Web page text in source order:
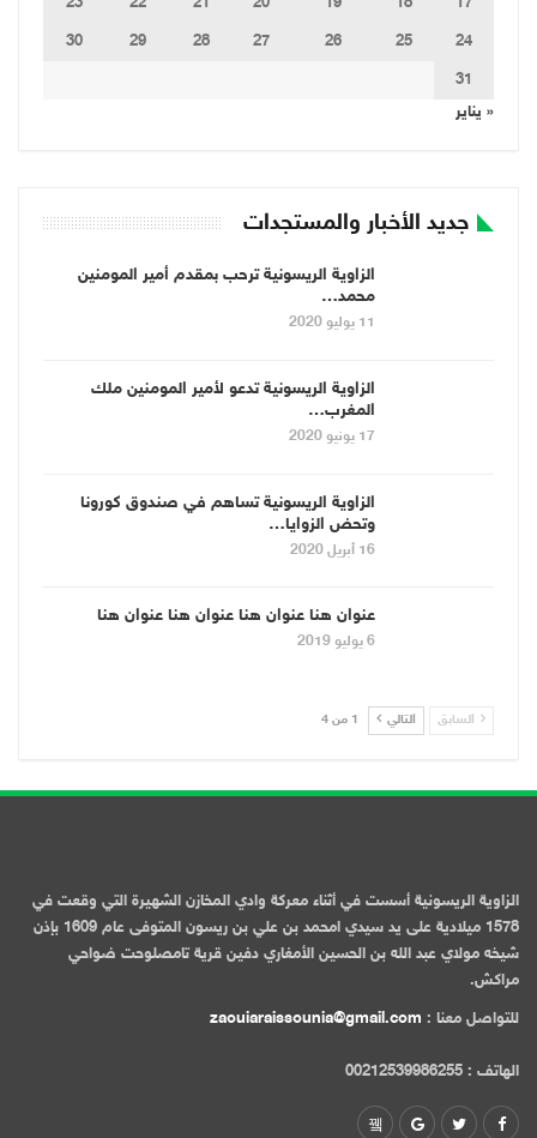
17
18
19
20
21
22
23
24
25
26
27
28
29
30
31
« يناير
جديد الأخبار والمستجدات
الزاوية الريسونية ترحب بمقدم أمير المومنين
محمد…
11 يوليو 2020
الزاوية الريسونية تدعو لأمير المومنين ملك
المغرب…
17 يونيو 2020
الزاوية الريسونية تساهم في صندوق كورونا
وتحض الزوايا…
16 أبريل 2020
عنوان هنا عنوان هنا عنوان هنا عنوان هنا
6 يوليو 2019
السابق التالي 1 من 4
الزاوية الريسونية أسست في أثناء معركة وادي المخازن الشهيرة التي وقعت في
1578 ميلادية على يد سيدي امحمد بن علي بن ريسون المتوفى عام 1609 بإذن
شيخه مولاي عبد الله بن الحسين الأمغاري دفين قرية تامصلوحت ضواحي
مراكش.
للتواصل معنا : zaouiaraissounia@gmail.com
الهاتف : 00212539986255